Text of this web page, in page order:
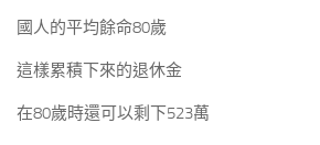
國人的平均餘命80歲
這樣累積下來的退休金
在80歲時還可以剩下523萬